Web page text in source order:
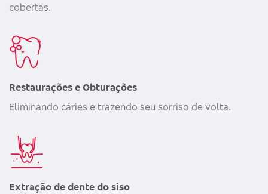
cobertas.
Restaurações e Obturações
Eliminando cáries e trazendo seu sorriso de volta.
Extração de dente do siso